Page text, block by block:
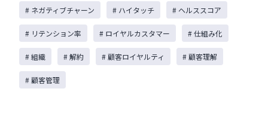
# ネガティブチャーン # ハイタッチ # ヘルススコア
# リテンション率 # ロイヤルカスタマー # 仕組み化
# 組織 # 解約 # 顧客ロイヤルティ # 顧客理解
# 顧客管理